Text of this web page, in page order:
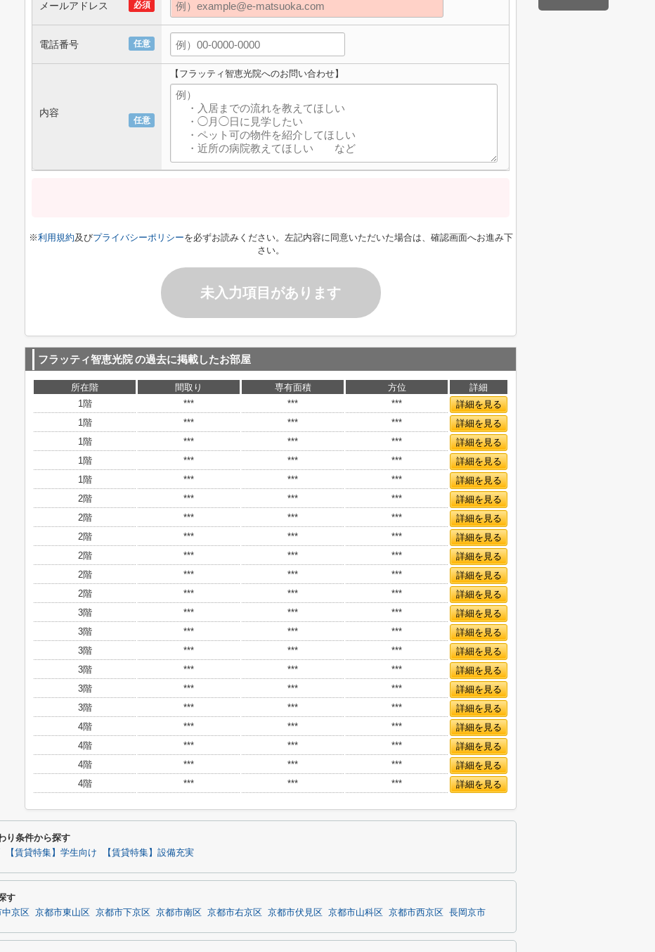
必須
メールアドレス
任意
電話番号
任意
内容
【フラッティ智恵光院へのお問い合わせ】
※利用規約及びプライバシーポリシーを必ずお読みください。左記内容に同意いただいた場合は、確認画面へお進み下
さい。
未入力項目があります
フラッティ智恵光院の過去に掲載したお部屋
所在階 間取り 専有面積 方位
詳細
1階
*** *** ***
詳細を見る
1階
*** *** ***
詳細を見る
1階
*** *** ***
詳細を見る
1階
*** *** ***
詳細を見る
1階
*** *** ***
詳細を見る
2階
*** *** ***
詳細を見る
2階
*** *** ***
詳細を見る
2階
*** *** ***
詳細を見る
2階
*** *** ***
詳細を見る
2階
*** *** ***
詳細を見る
2階
*** *** ***
詳細を見る
3階
*** *** ***
詳細を見る
3階
*** *** ***
詳細を見る
3階
*** *** ***
詳細を見る
3階
*** *** ***
詳細を見る
3階
*** *** ***
詳細を見る
3階
*** *** ***
詳細を見る
4階
*** *** ***
詳細を見る
4階
*** *** ***
詳細を見る
4階
*** *** ***
詳細を見る
4階
*** *** *** 詳細を見る
り条件から探す
【賃貸特集】学生向け 【賃貸特集】設備充実
す
京区 京都市東山区 京都市下京区 京都市南区 京都市右京区 京都市伏見区 京都市山科区 京都市西京区 長岡京市